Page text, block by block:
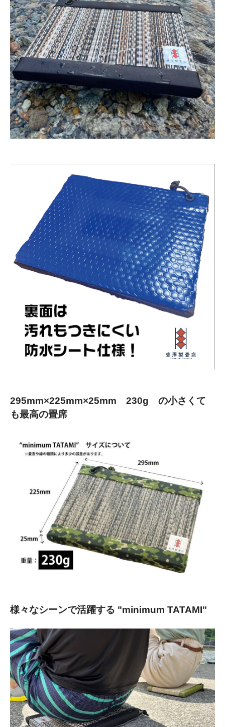
295mm×225mm×25mm 230g の小さくて
も最高の畳席
様々なシーンで活躍する "minimum TATAMI"